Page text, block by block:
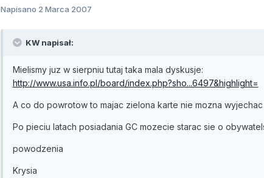
Napisano 2 Marca 2007
KW napisał:
Mielismy juz w sierpniu tutaj taka mala dyskusje:
http://www.usa.info.pl/board/index.php?sho...6497&highlight=
A co do powrotow to majac zielona karte nie mozna
Po pieciu latach posiadania GC mozecie starac sie o
powodzenia
Krysia